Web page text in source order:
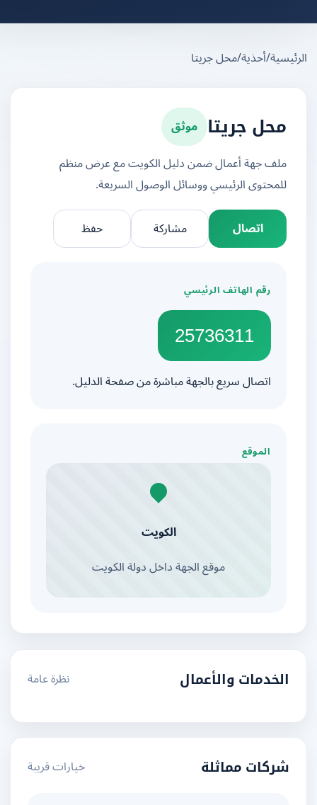
/أحذية/محل جريتا
محل جريتا موثق
ملف جهة أعمال ضمن دليل الكويت مع عرض منظم
للمحتوى الرئيسي ووسائل الوصول السريعة.
اتصال
مشاركة
رقم الهاتف الرئيسي
25736311
اتصال سريع بالجهة مباشرة من صفحة الدليل.
الموقع
الكويت
موقع الجهة داخل دولة الكويت
الخدمات والأعمال نظرة عامة
شركات مماثلة خيارات قريبة